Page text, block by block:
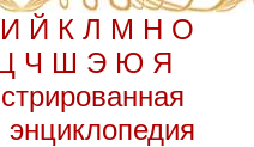
И Й К Л М Н О
Ч Ш Э Ю Я